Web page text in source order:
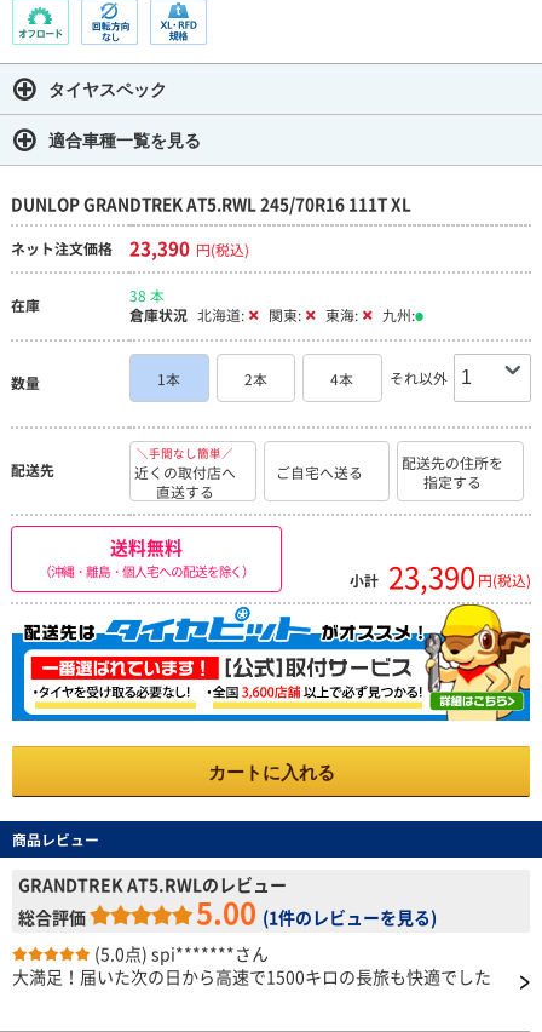
タイヤスペック
適合車種一覧を見る
DUNLOP GRANDTREK AT5.RWL 245/70R16 111T XL
ネット注文価格 23,390 円(税込)
在庫
38 本
倉庫状況 北海道: 関東: 東海: 九州:
数量 1本 2本 4本 それ以外
配送先
＼手間なし簡単／
近くの取付店へ
直送する
ご自宅へ送る
配送先の住所を
指定する
送料無料
（沖縄・離島・個人宅への配送を除く） 小計 23,390 円(税込)
カートに入れる
商品レビュー
GRANDTREK AT5.RWLのレビュー
総合評価
5.00 (1件のレビューを見る)
(5.0点) spi*******さん
大満足！届いた次の日から高速で1500キロの長旅も快適でした